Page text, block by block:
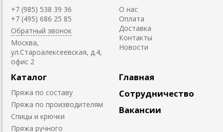
+7 (985) 538 39 36
+7 (495) 686 25 85
Обратный звонок
Москва,
ул.Староалексеевская, д.4,
офис 2
О нас
Оплата
Доставка
Контакты
Новости
Каталог
Пряжа по составу
Пряжа по производителям
Спицы и крючки
Пряжа ручного
Главная
Сотрудничество
Вакансии